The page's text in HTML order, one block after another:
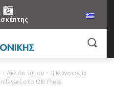
Δελτία τύπου
Η Καινοτομία
στο OK!Thess